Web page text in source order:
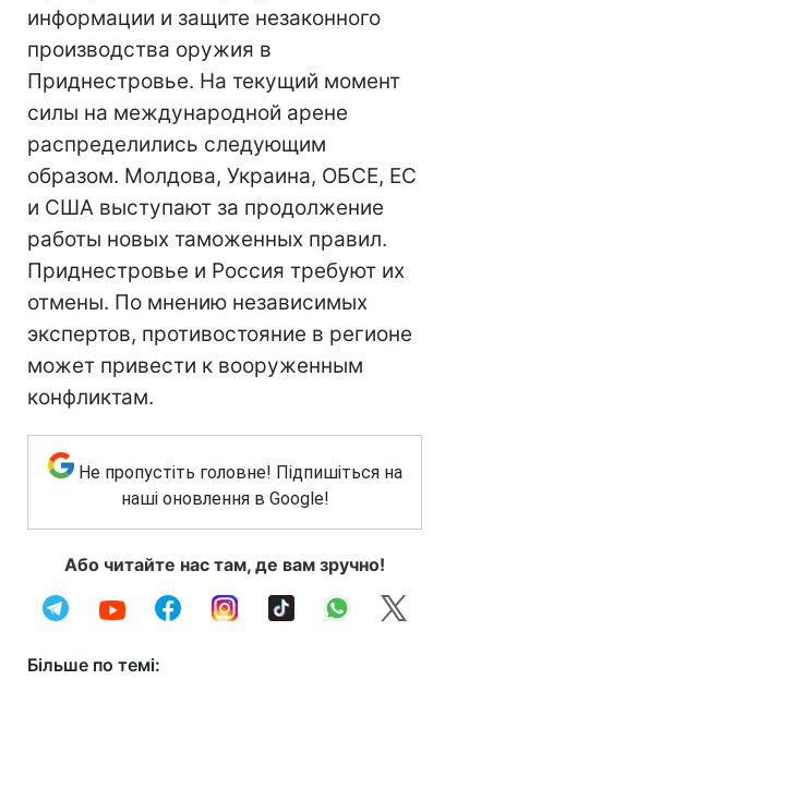
информации и защите незаконного
производства оружия в
Приднестровье. На текущий момент
силы на международной арене
распределились следующим
образом. Молдова, Украина, ОБСЕ, ЕС
и США выступают за продолжение
работы новых таможенных правил.
Приднестровье и Россия требуют их
отмены. По мнению независимых
экспертов, противостояние в регионе
может привести к вооруженным
конфликтам.
Не пропустіть головне! Підпишіться на
наші оновлення в Google!
Або читайте нас там, де вам зручно!
Більше по темі: